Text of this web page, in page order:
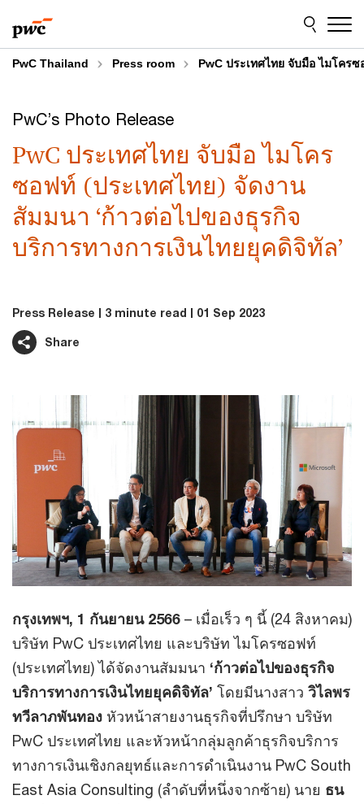
to
content
to
footer
PwC Thailand Press room PwC ประเทศไทย จับมือ ไมโคร
PwC’s Photo Release
PwC ประเทศไทย จับมือ ไมโคร
ซอฟท์ (ประเทศไทย) จัดงาน
สัมมนา ‘ก้าวต่อไปของธุรกิจ
บริการทางการเงินไทยยุคดิจิทัล’
Press Release 3 minute read 01 Sep 2023
Share
กรุงเทพฯ, 1 กันยายน 2566 – เมื่อเร็ว ๆ นี้ (24 สิงหาคม)
บริษัท PwC ประเทศไทย และบริษัท ไมโครซอฟท์
(ประเทศไทย) ได้จัดงานสัมมนา ‘ก้าวต่อไปของธุรกิจ
บริการทางการเงินไทยยุคดิจิทัล’ โดยมีนางสาว วิไลพร
ทวีลาภพันทอง หัวหน้าสายงานธุรกิจที่ปรึกษา บริษัท
PwC ประเทศไทย และหัวหน้ากลุ่มลูกค้าธุรกิจบริการ
ทางการเงินเชิงกลยุทธ์และการดำเนินงาน PwC South
East Asia Consulting (ลำดับที่หนึ่งจากซ้าย) นาย ธน